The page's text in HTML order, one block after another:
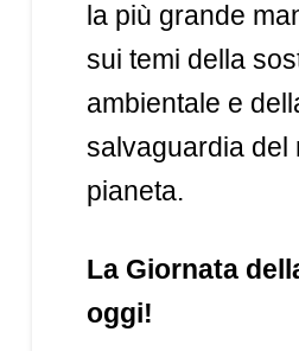
la più grande
sui temi della
ambientale e
salvaguardia del
pianeta.
La Giornata
oggi!